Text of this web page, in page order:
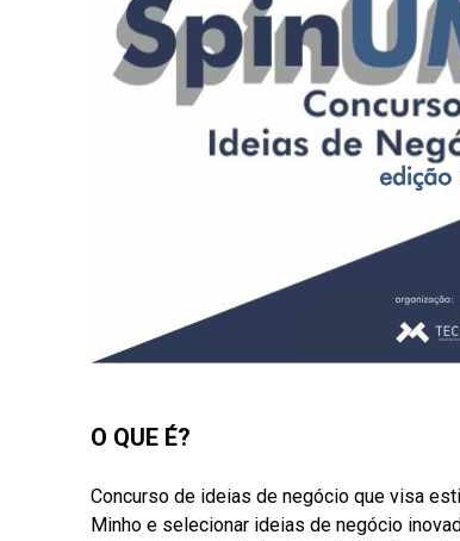
O QUE É?
Concurso de ideias de negócio que visa
Minho e selecionar ideias de negócio